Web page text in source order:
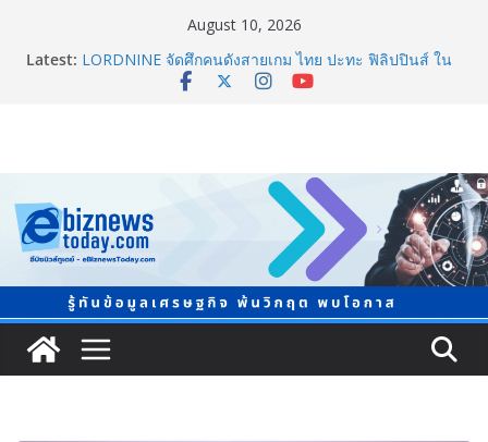
August 10, 2026
Latest: LORDNINE จัดศึกคนดังสายเกม ไทย ปะทะ ฟิลิปปินส์ ใน
“Rise of the Tenth Lord” เปิดสงครามกิลด์ข้ามประเทศ
ข้อมูลเชิงพื้นที่” เล็งวัดผลได้ภายใน 1 ปี
จับตาการตลาดบุหรี่ไฟฟ้าผ่านโลกโซเซียล
ชวนโหวต “People’s Choice Awards” ดันผู้บริโภคร่วม
ตัดสินสุดยอดบริษัทอสังหาฯ และเอเจนต์ที่ชื่นชอบแห่งปี
2026
ยิ่งใหญ่ Thailand e-Commerce Expo 2026 ผนึกกว่า 50
พันธมิตร ปั้นผู้ประกอบการไทยสู่ตลาดโลก คาดเงินสะพัด
กว่า 300 ล้านบาท